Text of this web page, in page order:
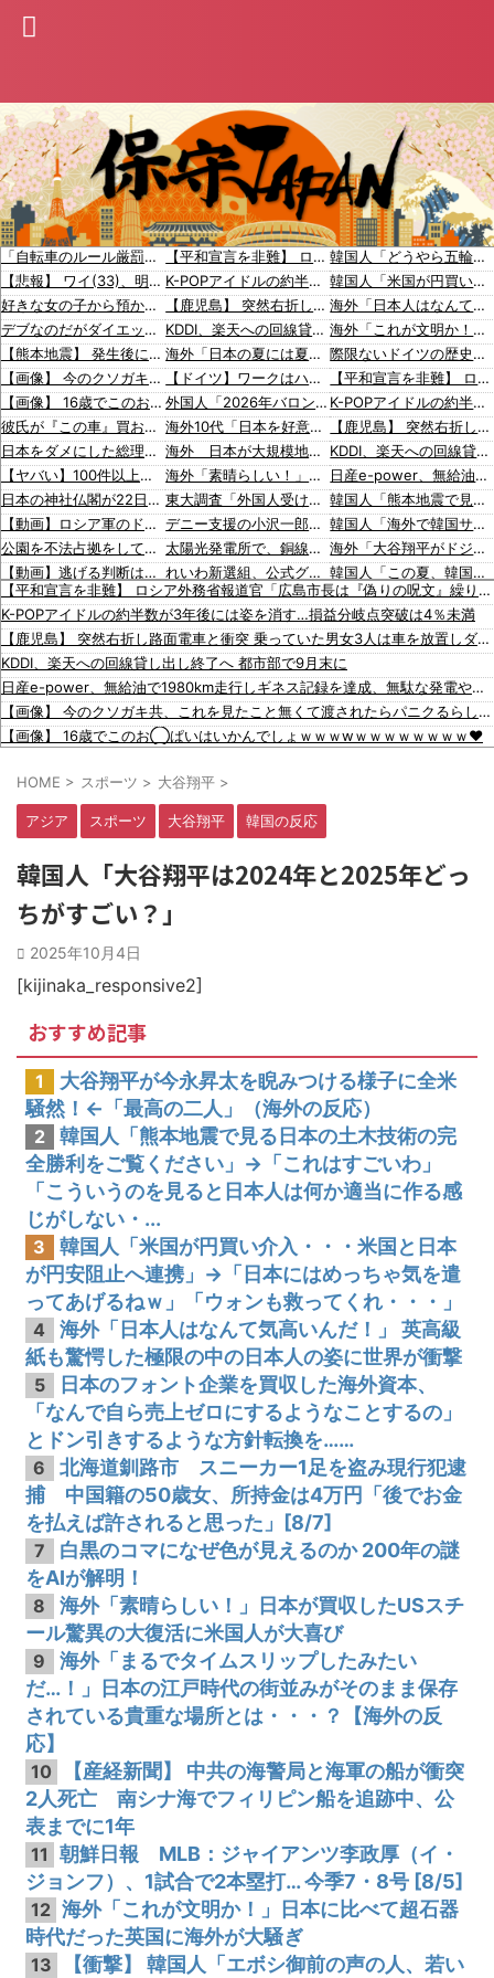
「自転車のルール厳罰化！」← 正直なんの意味もなかった件ｗｗｗｗｗｗｗｗ
【悲報】 ワイ(33)、明日嫁(34)と妊活しないといけなくて辛い
好きな女の子から預かったHDDの中から、とんでもないモノを発見してしまった
デブなのだがダイエットの極意を教えてほしい
【熊本地震】 発生後に居酒屋店内から温泉が吹き出す ← これ前触れじゃね？
【画像】 今のクソガキ共、これを見たこと無くて渡されたらパニクるらしいｗｗｗｗｗｗｗｗｗｗｗｗｗ
【画像】 16歳でこのお◯ぱいはいかんでしょｗｗｗwｗｗｗｗｗｗｗｗ❤
彼氏が『この車』買おうとして私とケンカになってるんだけどｗｗｗｗｗｗ
日本をダメにした総理大臣、ワースト１位が同点でこの人ｗｗｗｗｗｗ
【ヤバい】100件以上の窃盗をしたトルコ国籍の男3人を逮捕 #移民 #外国人
日本の神社仏閣が22日に１回燃えてる。
【動画】ロシア軍のドローンをネット発射装置で撃墜するウクライナ。
公園を不法占拠をして騒音を撒き散らした反対派を警察が撤去しました！
【動画】逃げる判断はやっ！埼玉でスマホ運転のプリウスに当て逃げされる車載。
どうなる？河合ゆうすけが県知事選へ立候補！
米国・欧州でも「韓国旅行」ブーム [8/7] [昆虫図鑑★]
韓国人「韓国のネットフリックスで初めて１位になった日本のコンテンツについて」「今シーズンは女性が可愛い」
韓国政府「3年前に石炭火発のアンモニア混焼で協力するっていったけどあれ取りやめな。政権変わったし」……韓国とまともな協力ができない理由、これなんですよね
入国拒否の半数が日本人!? 「オーストラリアで日本人女性が売春」
財源言わない減税は無責任！→使い方言わないのも無責任では？
【動画】よく助けられたな。岐阜の川で外国人が溺れてしまう事故。
【平和宣言を非難】 ロシア外務省報道官「広島市長は『偽りの呪文』繰り返している」
K-POPアイドルの約半数が3年後には姿を消す…損益分岐点突破は4％未満
【鹿児島】 突然右折し路面電車と衝突 乗っていた男女3人は車を放置しダッシュで逃走中
KDDI、楽天への回線貸し出し終了へ 都市部で9月末に
海外「日本の夏には夏の良さがある！」日本の夏の良い所に対する海外の反応
【ドイツ】ワークはハードだよ【ポーランドボール】
外国人「2026年バロンドールは誰が受賞すべき?」エンバペ、今季無冠でも初受賞か!?海外ファンが考える本命とは!?【海外の反応】
海外10代「日本を好意的に見ている？それとも否定的に見ている？投票結果がこちら」
海外 日本が大規模地震での被害を最小限に抑えられた理由
海外「素晴らしい！」日本が買収したUSスチール驚異の大復活に米国人が大喜び
東大調査「外国人受け入れ反対」大幅増（20.7pt増）、若い世代で増加幅大
デニー支援の小沢一郎氏（一般人）、辺野古沖事故について「玉城デニー知事の責任ではないが、不幸な出来事を悪宣伝に利用する人がいる」
太陽光発電所で、銅線およそ2.2トン（時価およそ330万円相当）盗んだなど、ベトナム国籍（無職）２人逮捕、盗まれた銅線の半分はすでに売却 富山で「金属盗対策法違反（去年9月施行）」による検挙は初
れいわ新選組、公式グッズ半額セールｗｗｗｗ
小沢一郎氏、玉城デニー知事を全力応援表明 「このままでは勝てない」中道の態度を批判 玉城氏「小沢氏は政治の師匠」※中道は支援表明せず
韓国人「海外が想像する韓国人キャラクターのイメージがこちら・・・」
「猫が車を凝視してると思ったら、自分に見とれていた…」（動画）
16歳の清水空跳が100m10秒00を記録して桐生祥秀の高校記録を更新、海外陸上競技ファンも大衝撃（海外の反応）
韓国人「どうやら五輪サッカー日韓戦でも審判の接待があった模様…」→「メダル剥奪なのでは…？（ブルブル」＝韓国の反応
韓国人「米国が円買い介入・・・米国と日本が円安阻止へ連携」→「日本にはめっちゃ気を遣ってあげるねｗ」「ウォンも救ってくれ・・・」
海外「日本人はなんて気高いんだ！」 英高級紙も驚愕した極限の中の日本人の姿に世界が衝撃
海外「これが文明か！」日本に比べて超石器時代だった英国に海外が大騒ぎ
際限ないドイツの歴史謝罪、80年前のホロコースト被害者に賠償…「日本はドイツを見習え」
【平和宣言を非難】 ロシア外務省報道官「広島市長は『偽りの呪文』繰り返している」
K-POPアイドルの約半数が3年後には姿を消す…損益分岐点突破は4％未満
【鹿児島】 突然右折し路面電車と衝突 乗っていた男女3人は車を放置しダッシュで逃走中
KDDI、楽天への回線貸し出し終了へ 都市部で9月末に
日産e-power、無給油で1980km走行しギネス記録を達成、無駄な発電や送電ロスなくEVよりエコを証明
韓国人「熊本地震で見る日本の土木技術の完全勝利をご覧ください」→「これはすごいわ」「こういうのを見ると日本人は何か適当に作る感じがしない・・・」「あれがまさに経験値である」
韓国人「海外で韓国サッカーの2002年ベスト4の実力は、実際にはどれくらい認められてるんだ…？（ﾌﾞﾙﾌﾞﾙ」＝韓国の反応
海外「大谷翔平がドジャースでfWAR25.0到達！歴史的ペースに海外騒然…」
韓国人「この夏、韓国人が東京へ行くしかない理由がこちら…」→「快適そうでめちゃくちゃ羨ましい…（ﾌﾞﾙﾌﾞﾙ」＝韓国の反応
韓国人「韓国に10年間の出場権剥奪や過去ワールドカップ、オリンピック予選の記録削除を要求するFIFA公式制裁を海外メディアが報道！」
韓国人「韓国人の日本への好感度が最高記録を達成した理由」
海外「大谷翔平が1試合2発！完全に人間離れしているんだが…」
韓国人「日本の女子高生のセーラー服と外国人観光客の関係性」
韓国人「広告塔としても活躍…」大谷翔平が『日立建機』ブランドアンバサダーに就任、来年4月に社名変更で国内外へ発信へ
【平和宣言を非難】 ロシア外務省報道官「広島市長は『偽りの呪文』繰り返している」
K-POPアイドルの約半数が3年後には姿を消す…損益分岐点突破は4％未満
【鹿児島】 突然右折し路面電車と衝突 乗っていた男女3人は車を放置しダッシュで逃走中
KDDI、楽天への回線貸し出し終了へ 都市部で9月末に
日産e-power、無給油で1980km走行しギネス記録を達成、無駄な発電や送電ロスなくEVよりエコを証明
【画像】 今のクソガキ共、これを見たこと無くて渡されたらパニクるらしいｗｗｗｗｗｗｗｗｗｗｗｗｗ
【画像】 16歳でこのお◯ぱいはいかんでしょｗｗｗwｗｗｗｗｗｗｗｗ❤
日本をダメにした総理大臣、ワースト１位が同点でこの人ｗｗｗｗｗｗ
【画像】 まま「なんかプール入ってたら学生にめっちゃ見られたw」
白黒のコマになぜ色が見えるのか 200年の謎をAIが解明！
HOME > スポーツ > 大谷翔平 >
アジア スポーツ 大谷翔平 韓国の反応
韓国人「大谷翔平は2024年と2025年どっ
ちがすごい？」
2025年10月4日
[kijinaka_responsive2]
おすすめ記事
1
大谷翔平が今永昇太を睨みつける様子に全米
騒然！←「最高の二人」（海外の反応）
2
韓国人「熊本地震で見る日本の土木技術の完
全勝利をご覧ください」→「これはすごいわ」
「こういうのを見ると日本人は何か適当に作る感
じがしない・...
3
韓国人「米国が円買い介入・・・米国と日本
が円安阻止へ連携」→「日本にはめっちゃ気を遣
ってあげるねｗ」「ウォンも救ってくれ・・・」
4
海外「日本人はなんて気高いんだ！」 英高級
紙も驚愕した極限の中の日本人の姿に世界が衝撃
5
日本のフォント企業を買収した海外資本、
「なんで自ら売上ゼロにするようなことするの」
とドン引きするような方針転換を……
6
北海道釧路市 スニーカー1足を盗み現行犯逮
捕 中国籍の50歳女、所持金は4万円「後でお金
を払えば許されると思った」[8/7]
7
白黒のコマになぜ色が見えるのか 200年の謎
をAIが解明！
8
海外「素晴らしい！」日本が買収したUSスチ
ール驚異の大復活に米国人が大喜び
9
海外「まるでタイムスリップしたみたい
だ…！」日本の江戸時代の街並みがそのまま保存
されている貴重な場所とは・・・？【海外の反
応】
10
【産経新聞】 中共の海警局と海軍の船が衝突
2人死亡 南シナ海でフィリピン船を追跡中、公
表までに1年
11
朝鮮日報 MLB：ジャイアンツ李政厚（イ・
ジョンフ）、1試合で2本塁打… 今季7・8号 [8/5]
12 海外「これが文明か！」日本に比べて超石器
時代だった英国に海外が大騒ぎ
13
【衝撃】 韓国人「エボシ御前の声の人、若い